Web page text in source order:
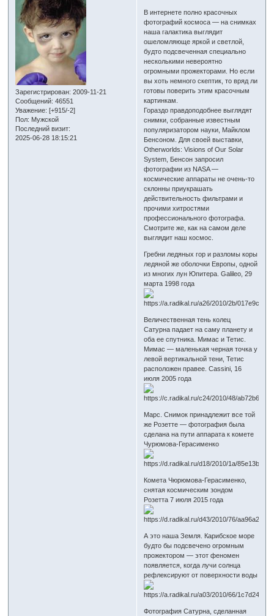
Зарегистрирован: 2009-11-21
Сообщений: 46551
Уважение: [+915/-2]
Пол: Мужской
Последний визит:
2025-06-28 18:15:21
В интернете полно красочных
фотографий космоса — на снимках
наша галактика выглядит
ошеломляюще яркой и светлой,
будто подсвеченная специально
несколькими невероятно
огромными прожекторами. Но если
вы хоть немного скептик, то вряд ли
готовы поверить этим красочным
картинкам.
Гораздо правдоподобнее выглядят
снимки, собранные известным
популяризатором науки, Майклом
Бенсоном. Для своей выставки,
Otherworlds: Visions of Our Solar
System, Бенсон запросил
фотографии из NASA —
космические аппараты не очень-то
склонны приукрашать
действительность фильтрами и
прочими хитростями
профессионального фотографа.
Смотрите же, как на самом деле
выглядит наш космос.
Гребни ледяных гор и разломы коры
ледяной же оболочки Европы, одной
из многих лун Юпитера. Galileo, 29
марта 1998 года
Величественная тень колец
Сатурна падает на саму планету и
оба ее спутника. Мимас и Тетис.
Мимас — маленькая черная точка у
левой вертикальной тени, Тетис
расположен правее. Cassini, 16
июля 2005 года
Марс. Снимок принадлежит все той
же Розетте — фотография была
сделана на пути аппарата к комете
Чурюмова-Герасименко
Комета Чюрюмова-Герасименко,
снятая космическим зондом
Розетта 7 июля 2015 года
А это наша Земля. Карибское море
будто бы подсвечено огромным
прожектором — этот феномен
появляется, когда лучи солнца
рефлексируют от поверхности воды
Фотография Сатурна, сделанная